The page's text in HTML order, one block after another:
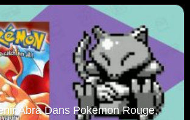
Abra Dans Pokemon Rouge,